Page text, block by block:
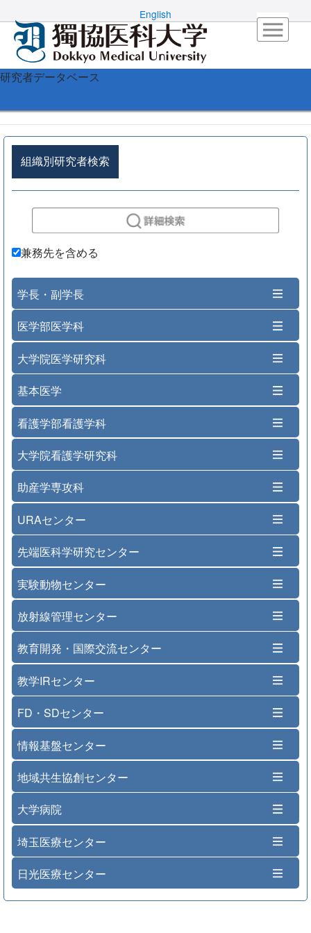
English
研究者データベース
組織別研究者検索
兼務先を含める
学長・副学長
医学部医学科
大学院医学研究科
基本医学
看護学部看護学科
大学院看護学研究科
助産学専攻科
URAセンター
先端医科学研究センター
実験動物センター
放射線管理センター
教育開発・国際交流センター
教学IRセンター
FD・SDセンター
情報基盤センター
地域共生協創センター
大学病院
埼玉医療センター
日光医療センター